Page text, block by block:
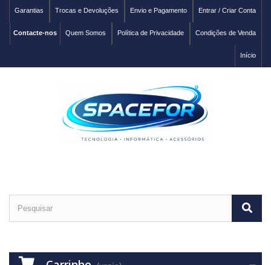
Entrar / Criar Conta
Envio e Pagamento
Trocas e Devoluções
Garantias
Condições de Venda
Política de Privacidade
Quem Somos
Contacte-nos
Início